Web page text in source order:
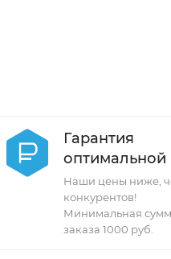
Гарантия
Наши цены ниже,
конкурентов!
Минимальная
заказа 1000 руб.